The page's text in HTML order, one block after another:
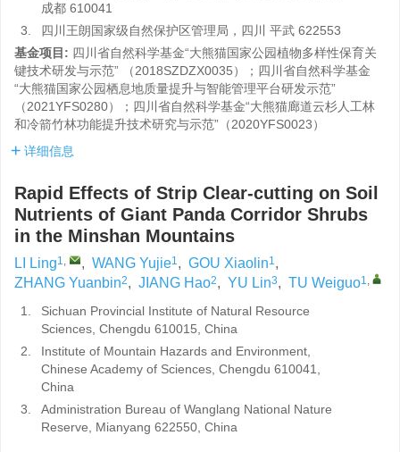
成都 610041
3.
四川王朗国家级自然保护区管理局，四川 平武 622553
基金项目: 四川省自然科学基金“大熊猫国家公园植物多样性保育关
键技术研发与示范” （2018SZDZX0035）；四川省自然科学基金
“大熊猫国家公园栖息地质量提升与智能管理平台研发示范”
（2021YFS0280）；四川省自然科学基金“大熊猫廊道云杉人工林
和冷箭竹林功能提升技术研究与示范”（2020YFS0023）
详细信息
Rapid Effects of Strip Clear-cutting on Soil
Nutrients of Giant Panda Corridor Shrubs
in the Minshan Mountains
LI Ling1, , WANG Yujie1, GOU Xiaolin1,
ZHANG Yuanbin2, JIANG Hao2, YU Lin3, TU Weiguo1,
1.
Sichuan Provincial Institute of Natural Resource
Sciences, Chengdu 610015, China
2.
Institute of Mountain Hazards and Environment,
Chinese Academy of Sciences, Chengdu 610041,
China
3.
Administration Bureau of Wanglang National Nature
Reserve, Mianyang 622550, China